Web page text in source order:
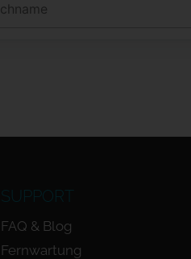
SUPPORT
FAQ & Blog
Fernwartung